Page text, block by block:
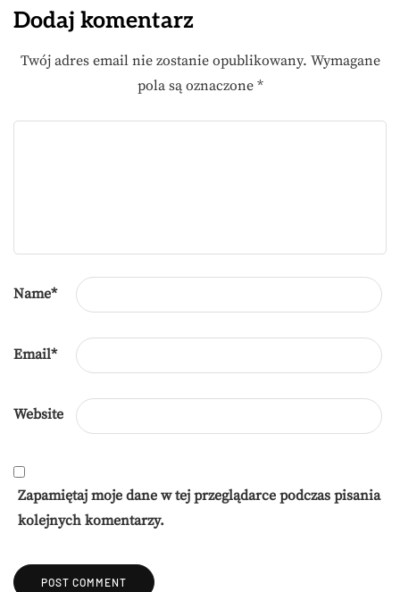
Dodaj komentarz
Twój adres email nie zostanie opublikowany. Wymagane
pola są oznaczone *
Name*
Email*
Website
Zapamiętaj moje dane w tej przeglądarce podczas pisania
kolejnych komentarzy.